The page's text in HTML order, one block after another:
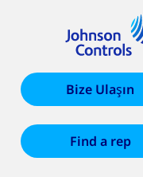
Bize Ulaşın
Find a rep